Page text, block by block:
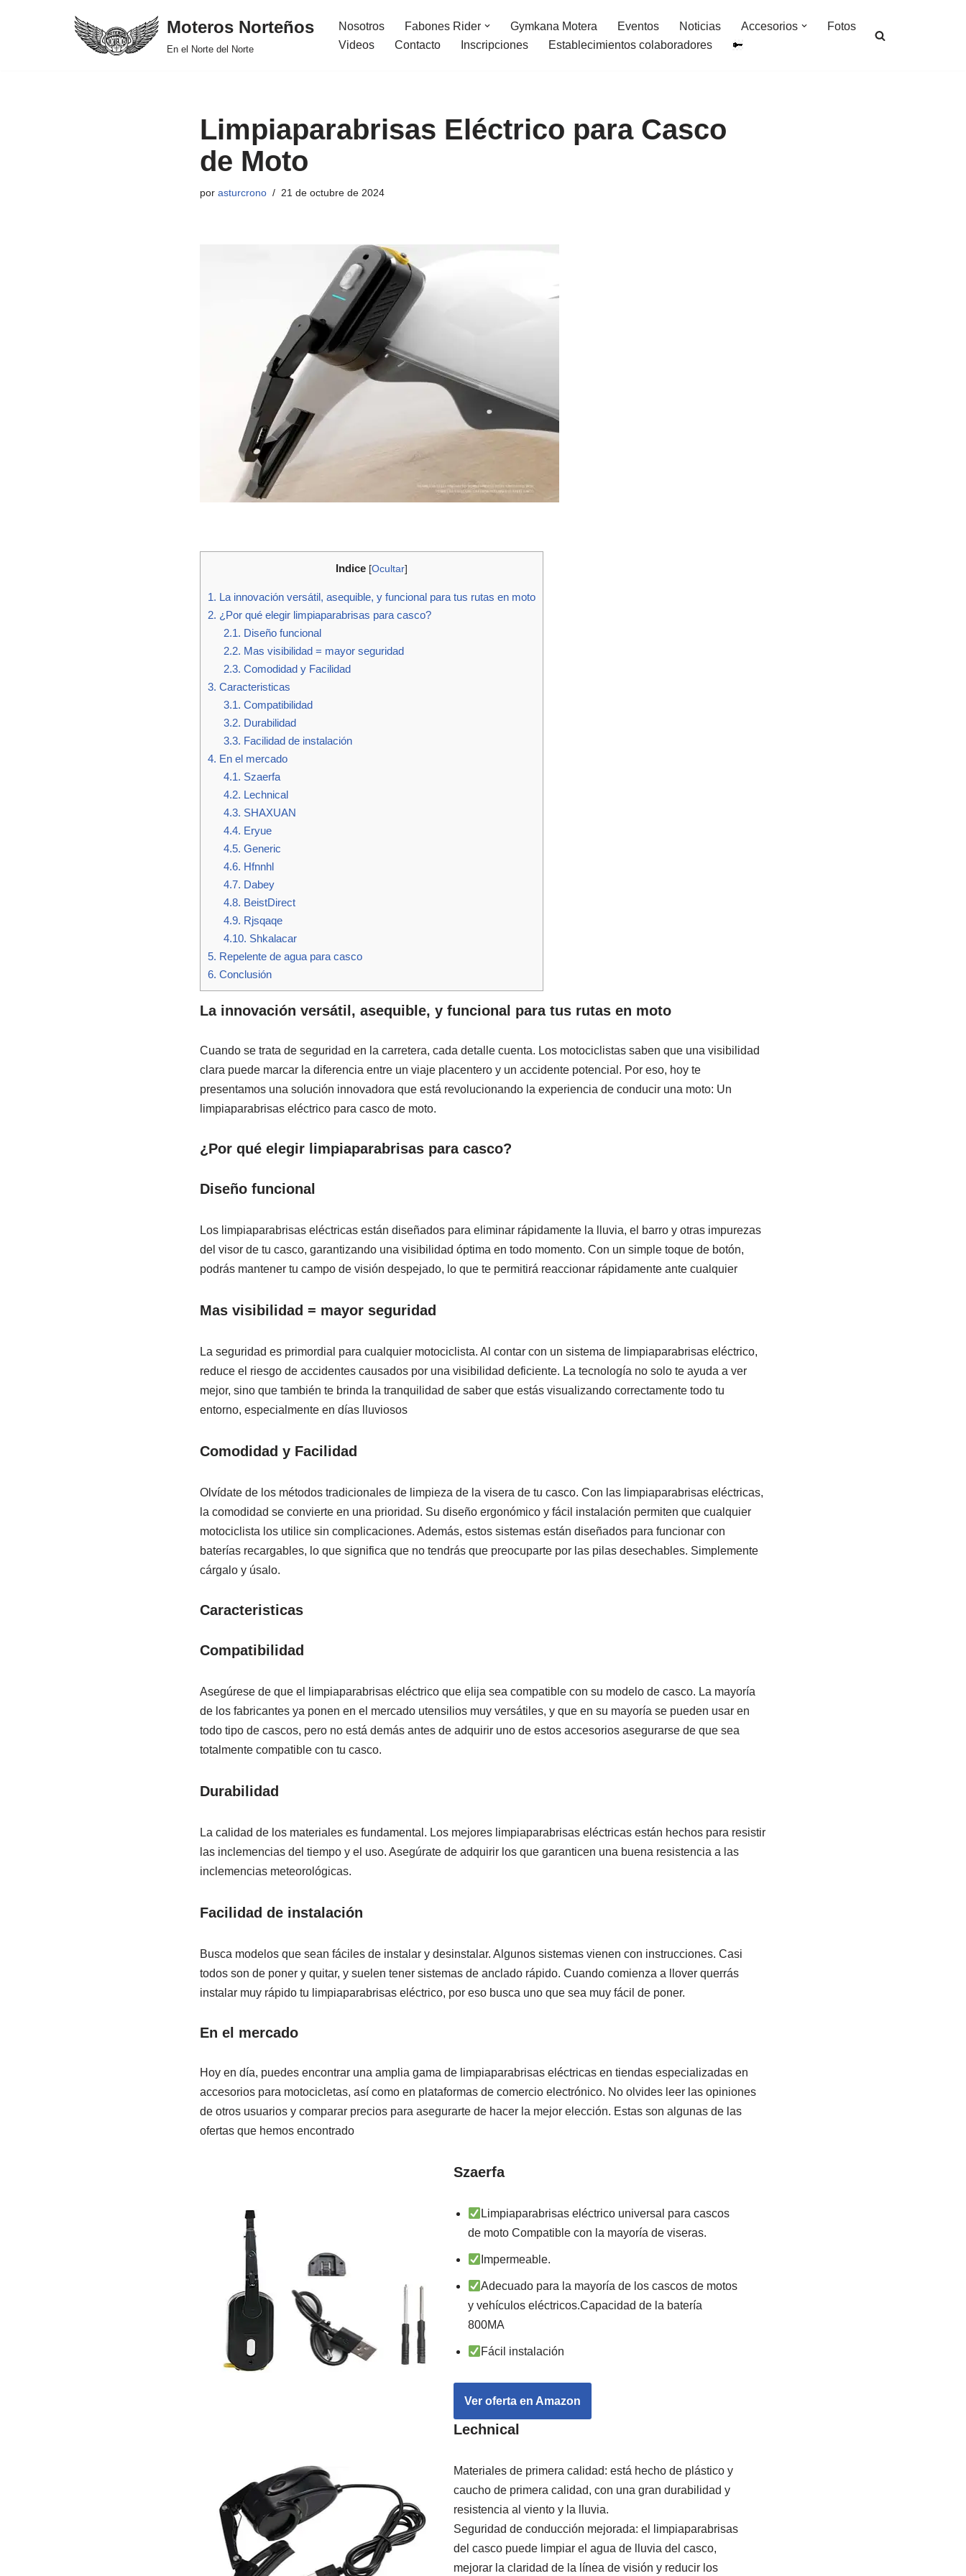
Moteros Norteños
En el Norte del Norte
Nosotros Fabones Rider Gymkana Motera Eventos Noticias Accesorios
Fotos
Videos
Contacto Inscripciones Establecimientos colaboradores
Limpiaparabrisas Eléctrico para Casco
de Moto
por asturcrono 21 de octubre de 2024
Indice [Ocultar]
1. La innovación versátil, asequible, y funcional para tus rutas en moto
2. ¿Por qué elegir limpiaparabrisas para casco?
2.1. Diseño funcional
2.2. Mas visibilidad = mayor seguridad
2.3. Comodidad y Facilidad
3. Caracteristicas
3.1. Compatibilidad
3.2. Durabilidad
3.3. Facilidad de instalación
4. En el mercado
4.1. Szaerfa
4.2. Lechnical
4.3. SHAXUAN
4.4. Eryue
4.5. Generic
4.6. Hfnnhl
4.7. Dabey
4.8. BeistDirect
4.9. Rjsqaqe
4.10. Shkalacar
5. Repelente de agua para casco
6. Conclusión
La innovación versátil, asequible, y funcional para tus rutas en moto
Cuando se trata de seguridad en la carretera, cada detalle cuenta. Los motociclistas saben que una visibilidad
clara puede marcar la diferencia entre un viaje placentero y un accidente potencial. Por eso, hoy te
presentamos una solución innovadora que está revolucionando la experiencia de conducir una moto: Un
limpiaparabrisas eléctrico para casco de moto.
¿Por qué elegir limpiaparabrisas para casco?
Diseño funcional
Los limpiaparabrisas eléctricas están diseñados para eliminar rápidamente la lluvia, el barro y otras impurezas
del visor de tu casco, garantizando una visibilidad óptima en todo momento. Con un simple toque de botón,
podrás mantener tu campo de visión despejado, lo que te permitirá reaccionar rápidamente ante cualquier
Mas visibilidad = mayor seguridad
La seguridad es primordial para cualquier motociclista. Al contar con un sistema de limpiaparabrisas eléctrico,
reduce el riesgo de accidentes causados ​​por una visibilidad deficiente. La tecnología no solo te ayuda a ver
mejor, sino que también te brinda la tranquilidad de saber que estás visualizando correctamente todo tu
entorno, especialmente en días lluviosos
Comodidad y Facilidad
Olvídate de los métodos tradicionales de limpieza de la visera de tu casco. Con las limpiaparabrisas eléctricas,
la comodidad se convierte en una prioridad. Su diseño ergonómico y fácil instalación permiten que cualquier
motociclista los utilice sin complicaciones. Además, estos sistemas están diseñados para funcionar con
baterías recargables, lo que significa que no tendrás que preocuparte por las pilas desechables. Simplemente
cárgalo y úsalo.
Caracteristicas
Compatibilidad
Asegúrese de que el limpiaparabrisas eléctrico que elija sea compatible con su modelo de casco. La mayoría
de los fabricantes ya ponen en el mercado utensilios muy versátiles, y que en su mayoría se pueden usar en
todo tipo de cascos, pero no está demás antes de adquirir uno de estos accesorios asegurarse de que sea
totalmente compatible con tu casco.
Durabilidad
La calidad de los materiales es fundamental. Los mejores limpiaparabrisas eléctricas están hechos para resistir
las inclemencias del tiempo y el uso. Asegúrate de adquirir los que garanticen una buena resistencia a las
inclemencias meteorológicas.
Facilidad de instalación
Busca modelos que sean fáciles de instalar y desinstalar. Algunos sistemas vienen con instrucciones. Casi
todos son de poner y quitar, y suelen tener sistemas de anclado rápido. Cuando comienza a llover querrás
instalar muy rápido tu limpiaparabrisas eléctrico, por eso busca uno que sea muy fácil de poner.
En el mercado
Hoy en día, puedes encontrar una amplia gama de limpiaparabrisas eléctricas en tiendas especializadas en
accesorios para motocicletas, así como en plataformas de comercio electrónico. No olvides leer las opiniones
de otros usuarios y comparar precios para asegurarte de hacer la mejor elección. Estas son algunas de las
ofertas que hemos encontrado
Szaerfa
Limpiaparabrisas eléctrico universal para cascos
de moto Compatible con la mayoría de viseras.
Impermeable.
Adecuado para la mayoría de los cascos de motos
y vehículos eléctricos.Capacidad de la batería
800MA
Fácil instalación
Ver oferta en Amazon
Lechnical
Materiales de primera calidad: está hecho de plástico y
caucho de primera calidad, con una gran durabilidad y
resistencia al viento y la lluvia.
Seguridad de conducción mejorada: el limpiaparabrisas
del casco puede limpiar el agua de lluvia del casco,
mejorar la claridad de la línea de visión y reducir los